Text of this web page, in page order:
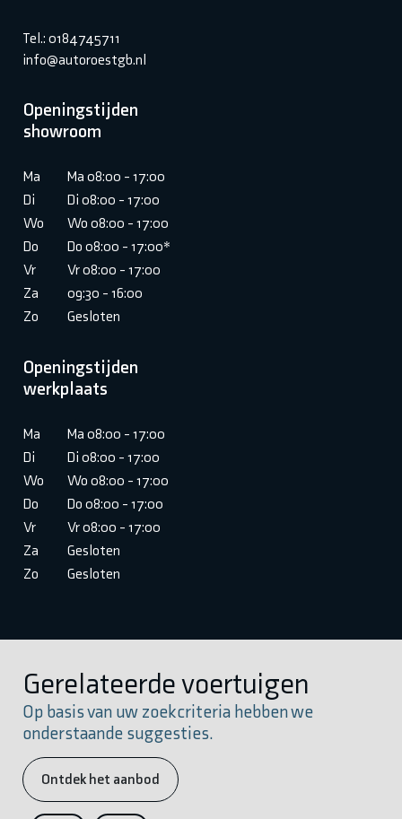
Tel.: 0184745711
info@autoroestgb.nl
Openingstijden
showroom
Ma
Ma 08:00 - 17:00
Di
Di 08:00 - 17:00
Wo
Wo 08:00 - 17:00
Do
Do 08:00 - 17:00*
Vr
Vr 08:00 - 17:00
Za
09:30 - 16:00
Zo
Gesloten
Openingstijden
werkplaats
Ma
Ma 08:00 - 17:00
Di
Di 08:00 - 17:00
Wo
Wo 08:00 - 17:00
Do
Do 08:00 - 17:00
Vr
Vr 08:00 - 17:00
Za
Gesloten
Zo
Gesloten
Gerelateerde voertuigen
Op basis van uw zoekcriteria hebben we
onderstaande suggesties.
Ontdek het aanbod